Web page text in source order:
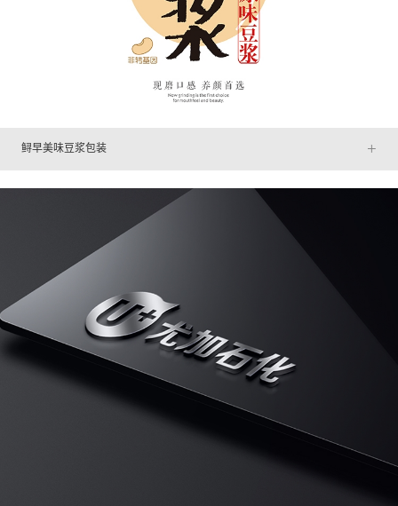
鲟早美味豆浆包装 +